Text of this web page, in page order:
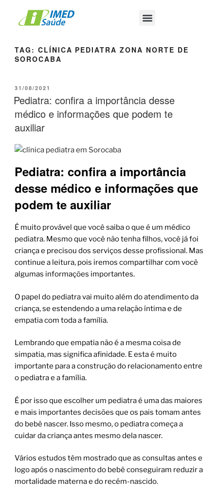
TAG: CLÍNICA PEDIATRA ZONA NORTE DE
SOROCABA
31/08/2021
Pediatra: confira a importância desse
médico e informações que podem te
auxiliar
Pediatra: confira a importância
desse médico e informações que
podem te auxiliar
É muito provável que você saiba o que é um médico
pediatra. Mesmo que você não tenha filhos, você já foi
criança e precisou dos serviços desse profissional. Mas
continue a leitura, pois iremos compartilhar com você
algumas informações importantes.
O papel do pediatra vai muito além do atendimento da
criança, se estendendo a uma relação íntima e de
empatia com toda a família.
Lembrando que empatia não é a mesma coisa de
simpatia, mas significa afinidade. E esta é muito
importante para a construção do relacionamento entre
o pediatra e a família.
É por isso que escolher um pediatra é uma das maiores
e mais importantes decisões que os pais tomam antes
do bebê nascer. Isso mesmo, o pediatra começa a
cuidar da criança antes mesmo dela nascer.
Vários estudos têm mostrado que as consultas antes e
logo após o nascimento do bebê conseguiram reduzir a
mortalidade materna e do recém-nascido.